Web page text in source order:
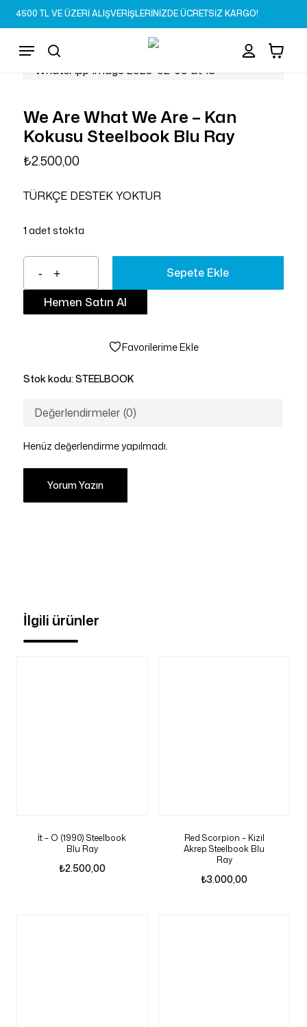
Skip
to
content
4500 TL VE ÜZERİ ALIŞVERİŞLERİNİZDE ÜCRETSİZ KARGO!
search
Menu Sepet Close
Cart
We Are What We Are – Kan
Kokusu Steelbook Blu Ray
₺2.500,00
TÜRKÇE DESTEK YOKTUR
1 adet stokta
Sepete Ekle
Hemen Satın Al
Favorilerime Ekle
Stok kodu: STEELBOOK
Değerlendirmeler (0)
Henüz değerlendirme yapılmadı.
Yorum Yazın
İlgili ürünler
İt – O (1990) Steelbook
Blu Ray
₺2.500,00
Red Scorpion – Kizil
Akrep Steelbook Blu
Ray
₺3.000,00